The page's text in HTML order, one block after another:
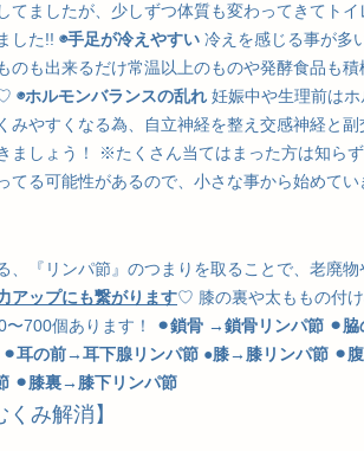
てましたが、少しずつ体質も変わってきてトイ
した!! ◉手足が冷えやすい 冷えを感じる事が多
のも出来るだけ常温以上のものや発酵食品も
◉ホルモンバランスの乱れ 妊娠中や生理前は
みやすくなる為、自立神経を整え交感神経と
ましょう！ ※たくさん当てはまった方は知ら
てる可能性があるので、小さな事から始めてい
、『リンパ節』のつまりを取ることで、老廃
アップにも繋がります♡ 膝の裏や太ももの付
700個あります！
⚫︎鎖骨 →鎖骨リンパ節 ⚫︎
⚫︎耳の前→耳下腺リンパ節 ●膝→膝リンパ節 ⚫︎
⚫︎膝裏→膝下リンパ節
み解消】